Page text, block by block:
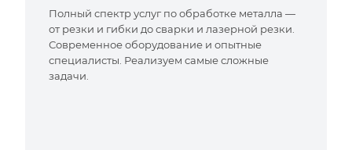
Полный спектр услуг по обработке металла —
от резки и гибки до сварки и лазерной резки.
Современное оборудование и опытные
специалисты. Реализуем самые сложные
задачи.